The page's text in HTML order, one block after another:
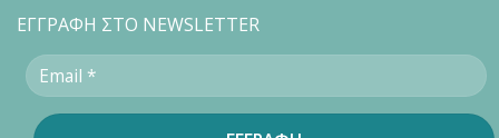
ΕΓΓΡΑΦΗ ΣΤΟ NEWSLETTER